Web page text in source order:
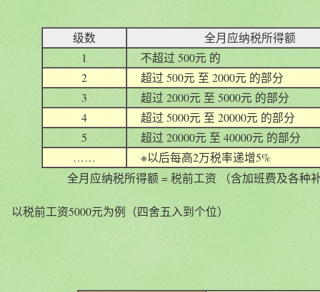
级数
全月应纳税所得额
1
不超过 500元 的
2
超过 500元 至 2000元 的部分
3
超过 2000元 至 5000元 的部分
4
超过 5000元 至 20000元 的部分
5
超过 20000元 至 40000元 的部分
……
※以后每高2万税率递增5%
全月应纳税所得额 = 税前工资 （含加班费及各种
以税前工资5000元为例 （四舍五入到个位）